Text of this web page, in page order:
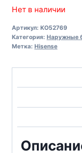
Нет в наличии
Артикул: KO52769
Категория: Наружные
Метка: Hisense